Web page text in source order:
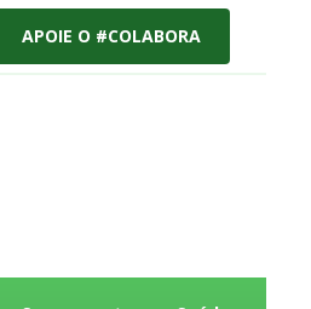
APOIE O #COLABORA